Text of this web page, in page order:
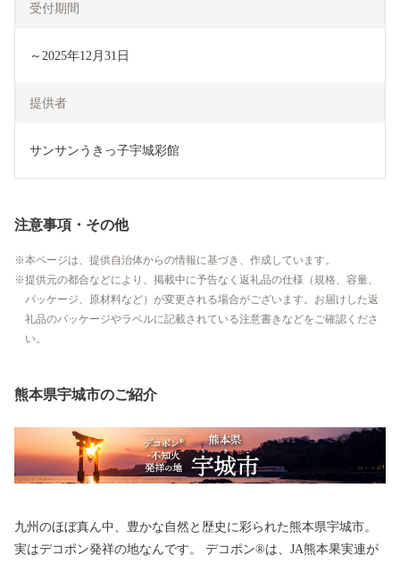
受付期間
～2025年12月31日
提供者
サンサンうきっ子宇城彩館
注意事項・その他
本ページは、提供自治体からの情報に基づき、作成しています。
提供元の都合などにより、掲載中に予告なく返礼品の仕様（規格、容量、
パッケージ、原材料など）が変更される場合がございます。お届けした返
礼品のパッケージやラベルに記載されている注意書きなどをご確認くださ
い。
熊本県宇城市のご紹介
九州のほぼ真ん中、豊かな自然と歴史に彩られた熊本県宇城市。
実はデコポン発祥の地なんです。 デコポン®は、JA熊本果実連が